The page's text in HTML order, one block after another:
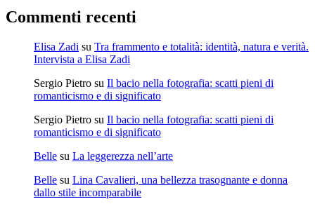
Commenti recenti
Elisa Zadi su Tra frammento e totalità: identità, natura e verità.
Intervista a Elisa Zadi
Sergio Pietro su Il bacio nella fotografia: scatti pieni di
romanticismo e di significato
Sergio Pietro su Il bacio nella fotografia: scatti pieni di
romanticismo e di significato
Belle su La leggerezza nell’arte
Belle su Lina Cavalieri, una bellezza trasognante e donna
dallo stile incomparabile